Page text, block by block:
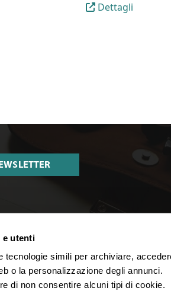
e utenti
simili per archiviare,
o la personalizzazione degli annunci.
di non consentire alcuni tipi di cookie.
Dettagli
TRAVEL NETWORK S.R.L.
e P.I. 02713750137
n. 21414 del 08.06.2006